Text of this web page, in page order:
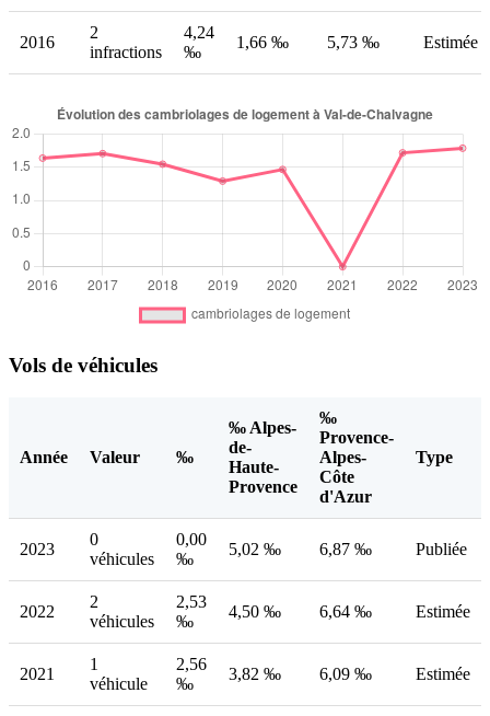
2016
2
infractions
4,24
‰
1,66 ‰ 5,73 ‰ Estimée
Vols de véhicules
Année Valeur ‰
‰ Alpes-
de-
Haute-
Provence
‰
Provence-
Alpes-
Côte
d'Azur
Type
2023
0
véhicules
0,00
‰
5,02 ‰ 6,87 ‰ Publiée
2022
2
véhicules
2,53
‰
4,50 ‰ 6,64 ‰ Estimée
2021
1
véhicule
2,56
‰
3,82 ‰ 6,09 ‰ Estimée